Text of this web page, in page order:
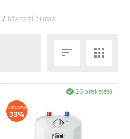
/ Maza tilpuma
 
26 prekė(ės)

SUTAUPYK
33%